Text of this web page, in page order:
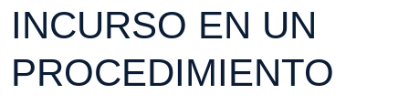
INCURSO EN UN
PROCEDIMIENTO